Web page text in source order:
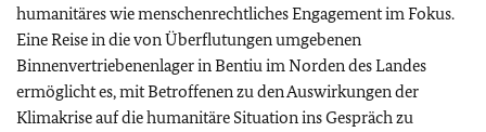
humanitäres wie menschenrechtliches Engagement im Fokus.
Eine Reise in die von Überflutungen umgebenen
Binnenvertriebenenlager in Bentiu im Norden des Landes
ermöglicht es, mit Betroffenen zu den Auswirkungen der
Klimakrise auf die humanitäre Situation ins Gespräch zu